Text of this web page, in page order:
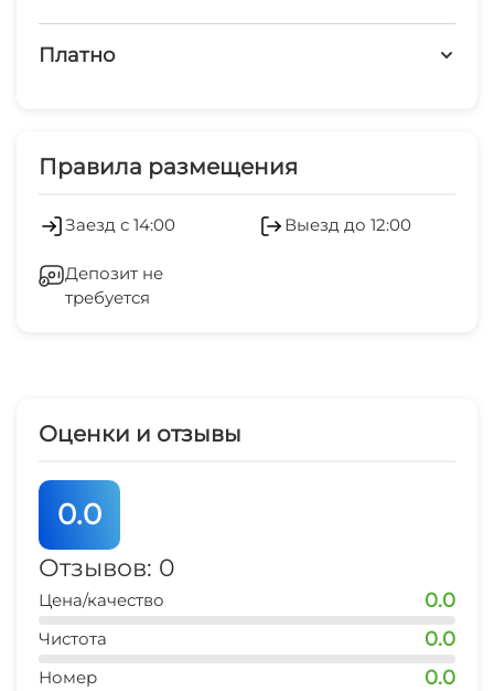
Детская площадка
Мангал/барбекю
запрещено курить в номерах
Платно
Беседка
Правила размещения
Заезд с 14:00 Выезд до 12:00
Депозит не
требуется
Оценки и отзывы
0.0
Отзывов: 0
Цена/качество 0.0
Чистота 0.0
Номер 0.0